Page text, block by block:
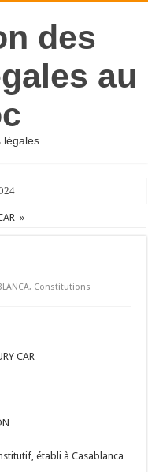
des
au
légales
»
, Constitutions
CAR
établi à Casablanca